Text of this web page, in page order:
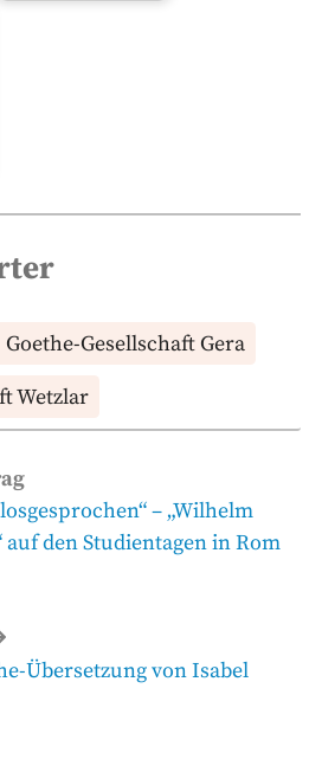
Goethe-Gesellschaft Gera
Wetzlar
– „Wilhelm
den Studientagen in Rom
Übersetzung von Isabel